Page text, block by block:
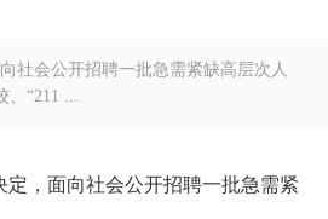
社会公开招聘一批急需紧缺高层次人
、“211 ...
，面向社会公开招聘一批急需紧